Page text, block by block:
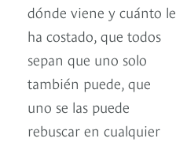
dónde viene y cuánto le
ha costado, que todos
sepan que uno solo
también puede, que
uno se las puede
rebuscar en cualquier